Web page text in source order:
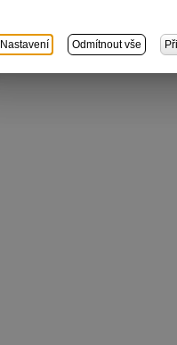
Nastavení Odmítnout vše